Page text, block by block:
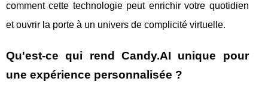
comment cette technologie peut enrichir votre quotidien
et ouvrir la porte à un univers de complicité virtuelle.
Qu'est-ce qui rend Candy.AI unique pour
une expérience personnalisée ?